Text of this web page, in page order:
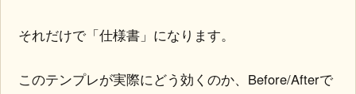
それだけで「仕様書」になります。
このテンプレが実際にどう効くのか、Before/Afterで